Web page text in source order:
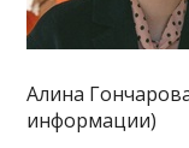
Алина
информации)